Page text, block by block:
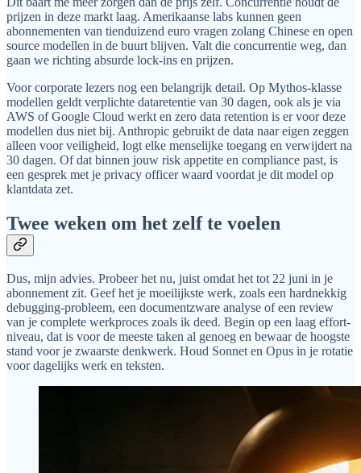
prijzen in deze markt laag. Amerikaanse labs kunnen geen
abonnementen van tienduizend euro vragen zolang Chinese en open
source modellen in de buurt blijven. Valt die concurrentie weg, dan
gaan we richting absurde lock-ins en prijzen.
Voor corporate lezers nog een belangrijk detail. Op Mythos-klasse
modellen geldt verplichte dataretentie van 30 dagen, ook als je via
AWS of Google Cloud werkt en zero data retention is er voor deze
modellen dus niet bij. Anthropic gebruikt de data naar eigen zeggen
alleen voor veiligheid, logt elke menselijke toegang en verwijdert na
30 dagen. Of dat binnen jouw risk appetite en compliance past, is
een gesprek met je privacy officer waard voordat je dit model op
klantdata zet.
Twee weken om het zelf te voelen
Dus, mijn advies. Probeer het nu, juist omdat het tot 22 juni in je
abonnement zit. Geef het je moeilijkste werk, zoals een hardnekkig
debugging-probleem, een documentzware analyse of een review
van je complete werkproces zoals ik deed. Begin op een laag effort-
niveau, dat is voor de meeste taken al genoeg en bewaar de hoogste
stand voor je zwaarste denkwerk. Houd Sonnet en Opus in je rotatie
voor dagelijks werk en teksten.